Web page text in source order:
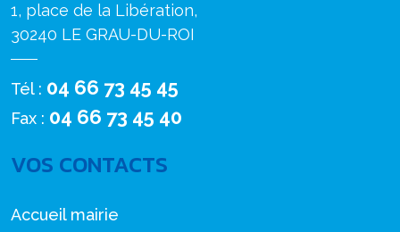
1, place de la Libération,
30240 LE GRAU-DU-ROI
Tél : 04 66 73 45 45
Fax : 04 66 73 45 40
VOS CONTACTS
Accueil mairie